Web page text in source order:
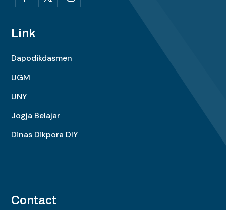
Link
Dapodikdasmen
UGM
UNY
Jogja Belajar
Dinas Dikpora DIY
Contact